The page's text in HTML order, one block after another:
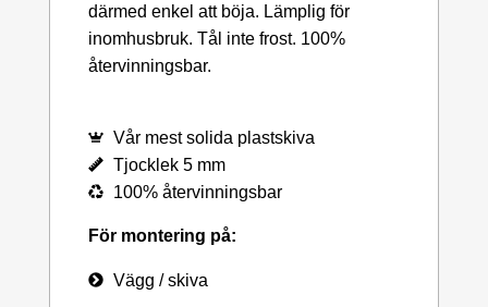
därmed enkel att böja. Lämplig för
inomhusbruk. Tål inte frost. 100%
återvinningsbar.
Vår mest solida plastskiva
Tjocklek 5 mm
100% återvinningsbar
För montering på:
Vägg / skiva